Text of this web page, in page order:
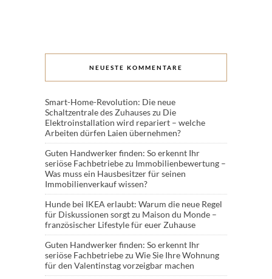
NEUESTE KOMMENTARE
Smart-Home-Revolution: Die neue
Schaltzentrale des Zuhauseszu Die
Elektroinstallation wird repariert – welche
Arbeiten dürfen Laien übernehmen?
Guten Handwerker finden: So erkennt Ihr
seriöse Fachbetriebezu Immobilienbewertung –
Was muss ein Hausbesitzer für seinen
Immobilienverkauf wissen?
Hunde bei IKEA erlaubt: Warum die neue Regel
für Diskussionen sorgtzu Maison du Monde –
französischer Lifestyle für euer Zuhause
Guten Handwerker finden: So erkennt Ihr
seriöse Fachbetriebezu Wie Sie Ihre Wohnung
für den Valentinstag vorzeigbar machen